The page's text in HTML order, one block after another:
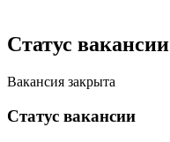
Статус вакансии
Вакансия закрыта
Статус вакансии